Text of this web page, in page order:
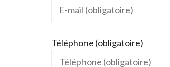
Téléphone (obligatoire)